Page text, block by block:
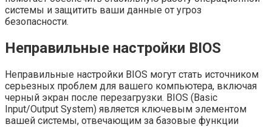
системы и защитить ваши данные от угроз
безопасности.
Неправильные настройки BIOS
Неправильные настройки BIOS могут стать источником
серьезных проблем для вашего компьютера, включая
черный экран после перезагрузки. BIOS (Basic
Input/Output System) является ключевым элементом
вашей системы, отвечающим за базовые функции